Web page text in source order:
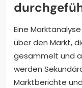
Eine
über den Markt,
gesammelt und
werden
Marktberichte